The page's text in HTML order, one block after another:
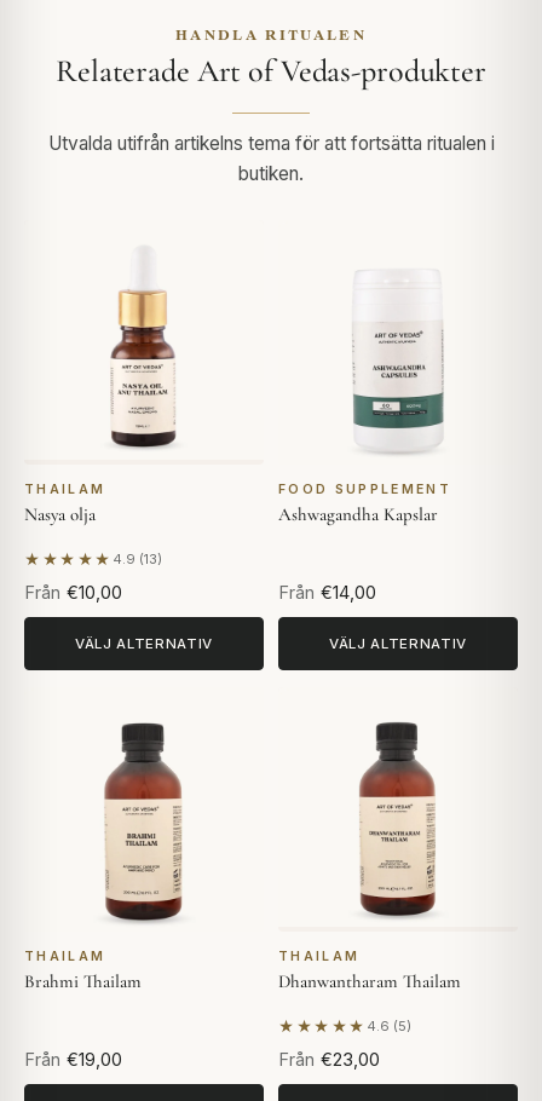
HANDLA RITUALEN
Relaterade Art of Vedas-produkter
Utvalda utifrån artikelns tema för att fortsätta ritualen i
butiken.
THAILAM
Nasya olja
★★★★★ 4.9 (13)
Baserat på 13 recensioner
Från €10,00
VÄLJ ALTERNATIV
FOOD SUPPLEMENT
Ashwagandha Kapslar
Från €14,00
VÄLJ ALTERNATIV
THAILAM
Brahmi Thailam
Från €19,00
THAILAM
Dhanwantharam Thailam
★★★★★ 4.6 (5)
Baserat på 5 recensioner
Från €23,00